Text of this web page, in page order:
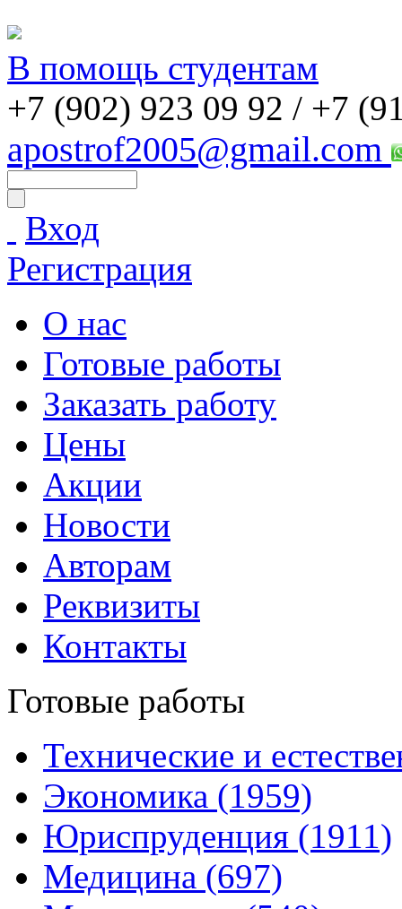
В помощь студентам
+7 (902) 923 09 92 / +7
apostrof2005@gmail.com
Вход
Регистрация
О нас
Готовые работы
Заказать работу
Цены
Акции
Новости
Авторам
Реквизиты
Контакты
Готовые работы
Технические и
Экономика (1959)
Юриспруденция (1911)
Медицина (697)